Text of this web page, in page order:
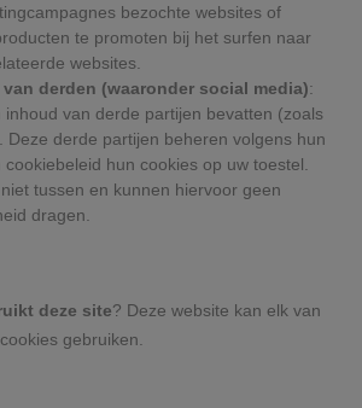
bezochte websites of
te promoten bij het surfen naar
websites.
derden (waaronder social media):
inhoud van derde partijen bevatten (zoals
Deze derde partijen beheren volgens hun
hun cookies op uw toestel.
tussen en kunnen hiervoor geen
dragen.
deze site? Deze website kan elk van
gebruiken.